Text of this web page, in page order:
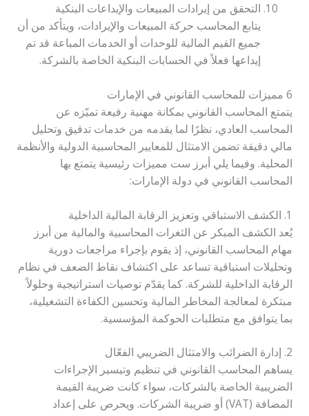
التحقق من إيرادات المبيعات والإيداعات البنكية
يتابع المحاسب حركة المبيعات والإيرادات، ويتأكد من أن
جميع القيم المالية للوحدات أو الخدمات المباعة قد تم
إيداعها فعلاً في الحسابات البنكية الخاصة بالشركة.
6 مميزات للمحاسب القانوني في الإمارات
يتمتع المحاسب القانوني بمكانة مهنية رفيعة تميّزه عن
المحاسب العادي، نظرًا لما يقدمه من خدمات تدقيق وتحليل
مالي دقيقة تضمن الامتثال للمعايير المحاسبية الدولية والأنظمة
المحلية. وفيما يلي أبرز ست مميزات رئيسية يتمتع بها
المحاسب القانوني في دولة الإمارات:
1. الكشف الاستباقي وتعزيز الرقابة المالية الداخلية
يُعد الكشف المبكر عن الثغرات المحاسبية والمالية من أبرز
مهام المحاسب القانوني، إذ يقوم بإجراء مراجعات دورية
وتحليلات استباقية تساعد على اكتشاف نقاط الضعف في نظام
الرقابة الداخلية للشركة. كما يقدّم توصيات استراتيجية وحلولاً
مبتكرة لمعالجة المخاطر المالية وتحسين الكفاءة التشغيلية،
بما يتوافق مع متطلبات الحوكمة المؤسسية.
2. إدارة الضرائب والامتثال الضريبي الفعّال
يساهم المحاسب القانوني في تنظيم وتيسير الإجراءات
الضريبية الخاصة بالشركات، سواء كانت ضريبة القيمة
المضافة (VAT) أو ضريبة الشركات. ويحرص على إعداد